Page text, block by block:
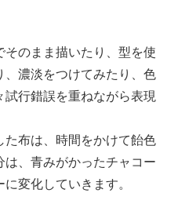
のまま描いたり、型を使
、濃淡をつけてみたり、色
行錯誤を重ねながら表現
布は、時間をかけて飴色
、青みがかったチャコー
変化していきます。